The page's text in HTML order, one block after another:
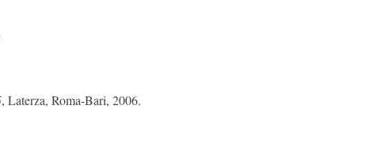
, Laterza, Roma-Bari, 2006.